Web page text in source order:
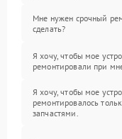
Мне нужен срочный
сделать?
Я хочу, чтобы мое
ремонтировали при
Я хочу, чтобы мое
ремонтировалось
запчастями.